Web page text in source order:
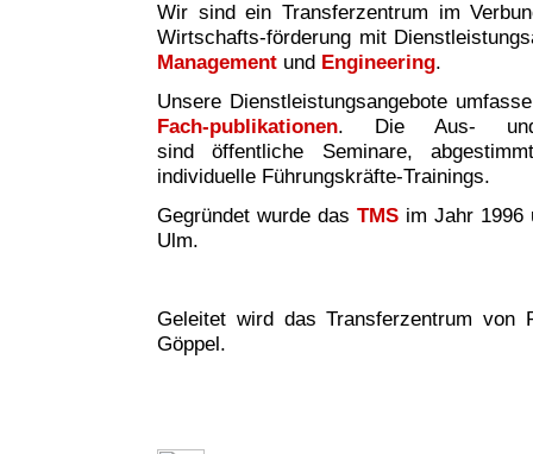
Wir sind ein Transferzentrum im
Wirtschafts-förderung mit
Management und Engineering.
Unsere Dienstleistungsangebote
Fach-publikationen. Die Aus- und
sindöffentliche Seminare,
individuelle Führungskräfte-Trainings.
Gegründet wurde das TMS im Jahr
Ulm.
Geleitet wird das Transferzentrum von
Göppel.